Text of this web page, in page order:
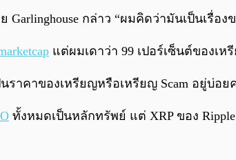
Garlinghouse กล่าว “ผมคิดว่ามันเป็นเ
แต่ผมเดาว่า 99 เปอร์เซ็นต์ของเ
ราคาของเหรียญหรือเหรียญ Scam อยู่บ่
ทั้งหมดเป็นหลักทรัพย์ แต่ XRP ของ